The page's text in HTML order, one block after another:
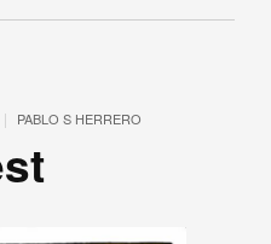
| PABLO S HERRERO